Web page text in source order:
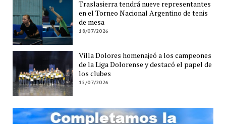
Traslasierra tendrá nueve representantes
en el Torneo Nacional Argentino de tenis
de mesa
18/07/2026
Villa Dolores homenajeó a los campeones
de la Liga Dolorense y destacó el papel de
los clubes
15/07/2026